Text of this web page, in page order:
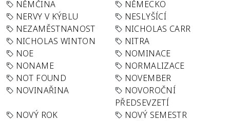
NĚMČINA
NĚMECKO
NERVY V KÝBLU
NESLYŠÍCÍ
NEZAMĚSTNANOST
NICHOLAS CARR
NICHOLAS WINTON
NITRA
NOE
NOMINACE
NONAME
NORMALIZACE
NOT FOUND
NOVEMBER
NOVINAŘINA
NOVOROČNÍ
PŘEDSEVZETÍ
NOVÝ ROK
NOVÝ SEMESTR